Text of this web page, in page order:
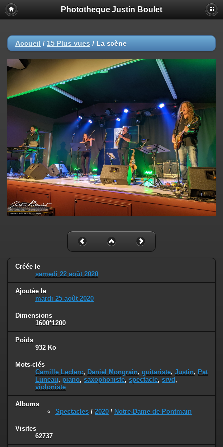
Phototheque Justin Boulet
Accueil / 15 Plus vues / La scène
Créée le
samedi 22 août 2020
Ajoutée le
mardi 25 août 2020
Dimensions
1600*1200
Poids
932 Ko
Mots-clés
Camille Leclerc, Daniel Mongrain, guitariste, Justin, Pat
Luneau, piano, saxophoniste, spectacle, srvd ,
violoniste
Albums
Spectacles / 2020 / Notre-Dame de Pontmain
Visites
62737